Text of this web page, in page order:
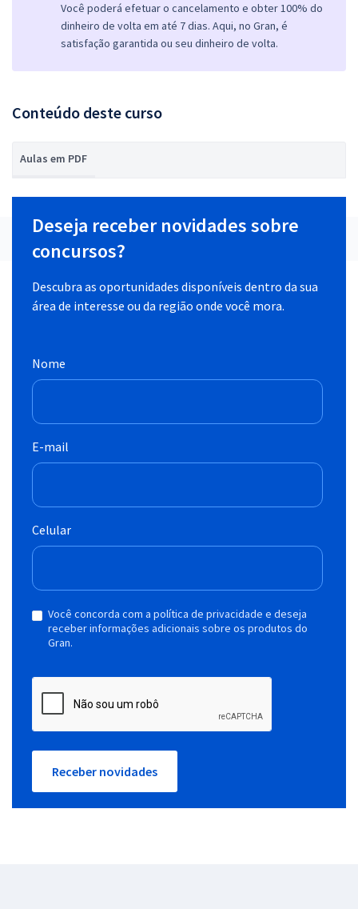
Você poderá efetuar o cancelamento e obter 100% do
dinheiro de volta em até 7 dias. Aqui, no Gran, é
satisfação garantida ou seu dinheiro de volta.
Conteúdo deste curso
Aulas em PDF
Deseja receber novidades sobre
concursos?
Descubra as oportunidades disponíveis dentro da sua
área de interesse ou da região onde você mora.
Nome
E-mail
Celular
Você concorda com a política de privacidade e deseja
receber informações adicionais sobre os produtos do
Gran.
Receber novidades